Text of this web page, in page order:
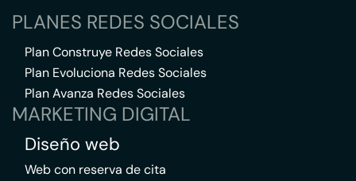
PLANES REDES SOCIALES
Plan Construye Redes Sociales
Plan Evoluciona Redes Sociales
Plan Avanza Redes Sociales
MARKETING DIGITAL
Diseño web
Web con reserva de cita